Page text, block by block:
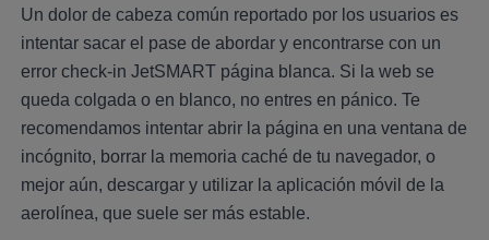
Un dolor de cabeza común reportado por los usuarios es
intentar sacar el pase de abordar y encontrarse con un
error check-in JetSMART página blanca. Si la web se
queda colgada o en blanco, no entres en pánico. Te
recomendamos intentar abrir la página en una ventana de
incógnito, borrar la memoria caché de tu navegador, o
mejor aún, descargar y utilizar la aplicación móvil de la
aerolínea, que suele ser más estable.